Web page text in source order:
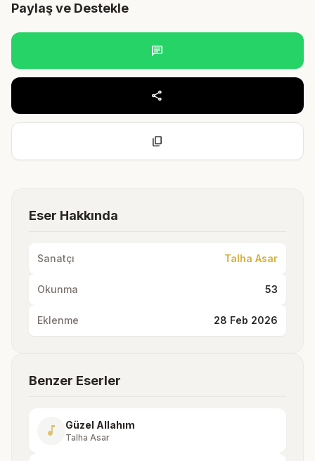
Paylaş ve Destekle
chat
share
content_copy
Eser Hakkında
Sanatçı Talha Asar
Okunma 53
Eklenme 28 Feb 2026
Benzer Eserler
music_note Güzel Allahım
Talha Asar